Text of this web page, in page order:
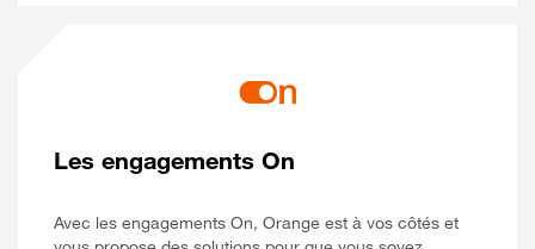
Les engagements On
Avec les engagements On, Orange est à vos côtés et